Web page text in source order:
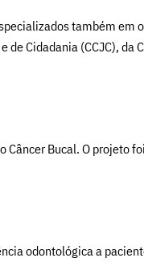
também
Cidadania (CCJC), da
Bucal. O projeto
odontológica a